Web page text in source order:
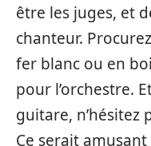
être les juges, et
chanteur.
fer blanc ou en
pour l’orchestre.
guitare, n’hésitez
Ce serait